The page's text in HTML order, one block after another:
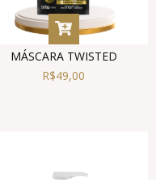
MÁSCARA TWISTED
R$49,00